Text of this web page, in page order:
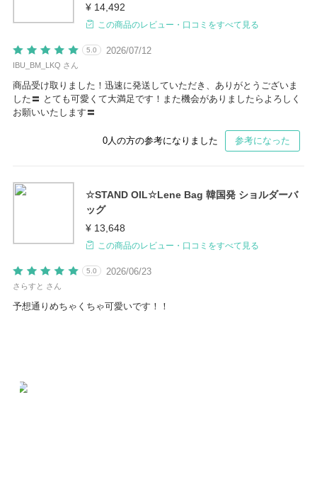
¥ 14,492
この商品のレビュー・口コミをすべて見る
2026/07/12
5.0
IBU_BM_LKQ さん
商品受け取りました！迅速に発送していただき、ありがとうございま
した〓 とても可愛くて大満足です！また機会がありましたらよろしく
お願いいたします〓
0 人の方の参考になりました 参考になった
☆STAND OIL☆Lene Bag 韓国発 ショルダーバ
ッグ
¥ 13,648
この商品のレビュー・口コミをすべて見る
2026/06/23
5.0
さらすと さん
予想通りめちゃくちゃ可愛いです！！